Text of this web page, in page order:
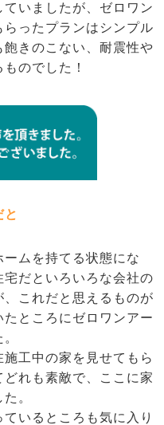
いましたが、ゼロワン
ったプランはシンプル
きのこない、耐震性や
のでした！
と
ムを持てる状態にな
だといろいろな会社の
これだと思えるものが
ところにゼロワンアー
工中の家を見せてもら
れも素敵で、ここに家
。
いるところも気に入り